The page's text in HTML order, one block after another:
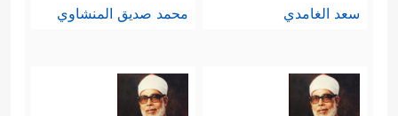
سعد الغامدي محمد صديق المنشاوي